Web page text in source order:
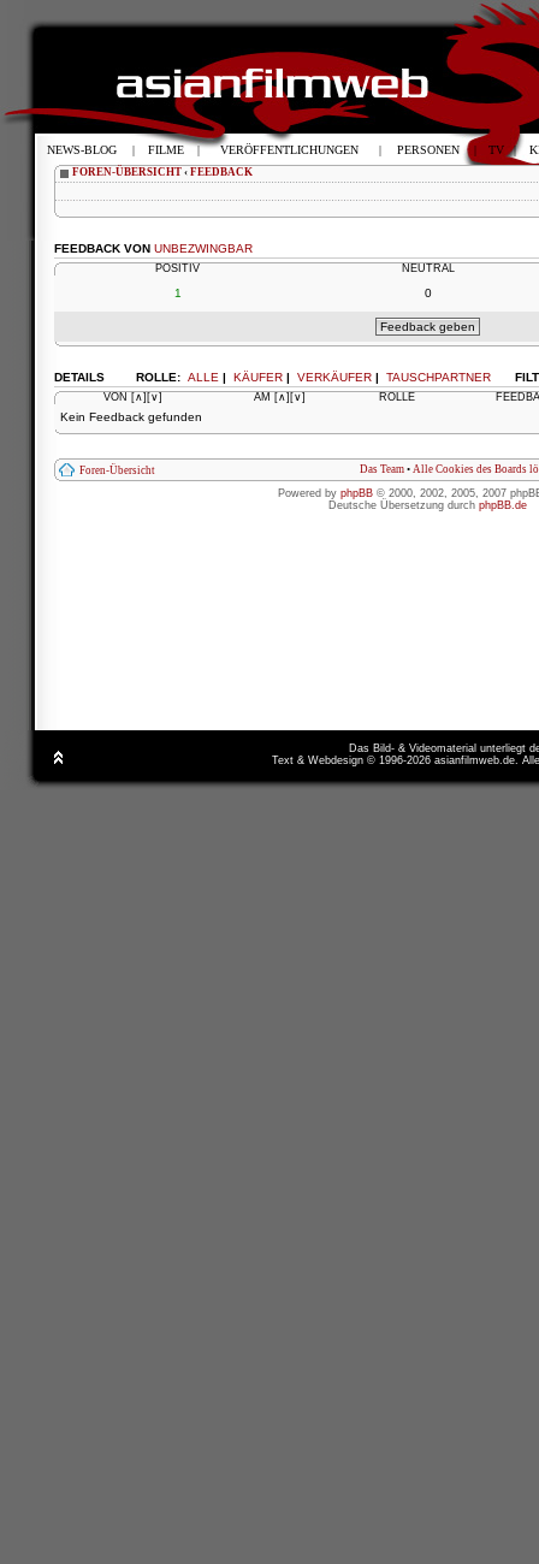
FOREN-ÜBERSICHT ‹ FEEDBACK
FEEDBACK VON UNBEZWINGBAR
POSITIV NEUTRAL
1 0
ROLLE: ALLE | KÄUFER | VERKÄUFER | TAUSCHPARTNER
DETAILS
VON [∧] [∨] AM [∧] [∨] ROLLE
Kein Feedback gefunden
Foren-Übersicht Das Team • Alle Cookies des Boards
Powered by phpBB © 2000, 2002, 2005, 2007
Deutsche Übersetzung durch phpBB.de
Das Bild- & Videomaterial unterliegt
Text & Webdesign © 1996-2026 asianfilmweb.de.
NEWS-BLOG | FILME | VERÖFFENTLICHUNGEN | PERSONEN | TV |